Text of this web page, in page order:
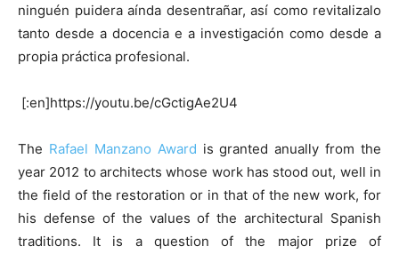
ninguén puidera aínda desentrañar, así como revitalizalo
tanto desde a docencia e a investigación como desde a
propia práctica profesional.
[:en]https://youtu.be/cGctigAe2U4
The Rafael Manzano Award is granted anually from the
year 2012 to architects whose work has stood out, well in
the field of the restoration or in that of the new work, for
his defense of the values of the architectural Spanish
traditions. It is a question of the major prize of